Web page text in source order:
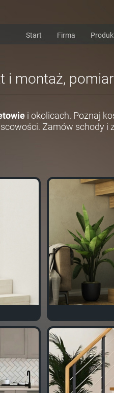
Start Firma
i montaż,
i okolicach. Poznaj
Zamów schody i